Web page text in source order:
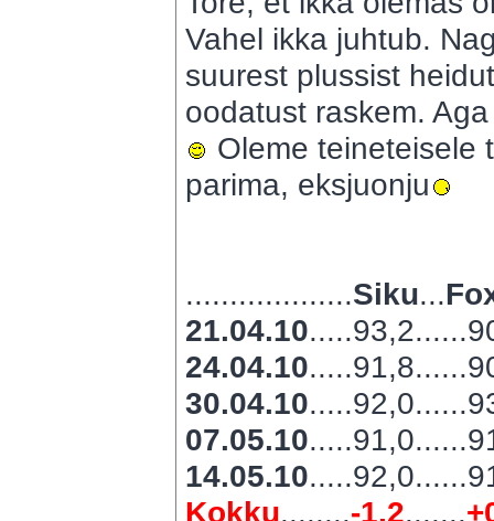
Vahel ikka juhtub.
suurest plussist
oodatust raskem.
Oleme teineteisele
parima, eksjuonju
...................Siku...
21.04.10
24.04.10
30.04.10
07.05.10
14.05.10
Kokku........-1,2.......